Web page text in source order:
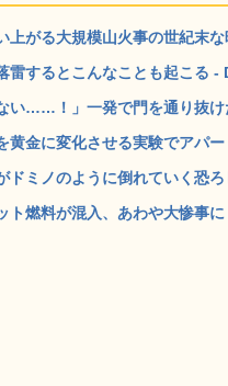
上がる大規模山火事の世紀末
雷するとこんなことも起こる -
い……！」一発で門を通り抜
黄金に変化させる実験でアパ
ドミノのように倒れていく恐
ト燃料が混入、あわや大惨事